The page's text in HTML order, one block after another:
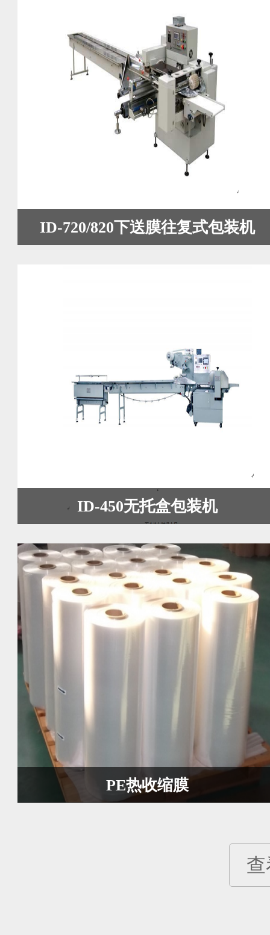
ID-720/820下送膜往复式包装机
ID-450无托盒包装机
PE热收缩膜